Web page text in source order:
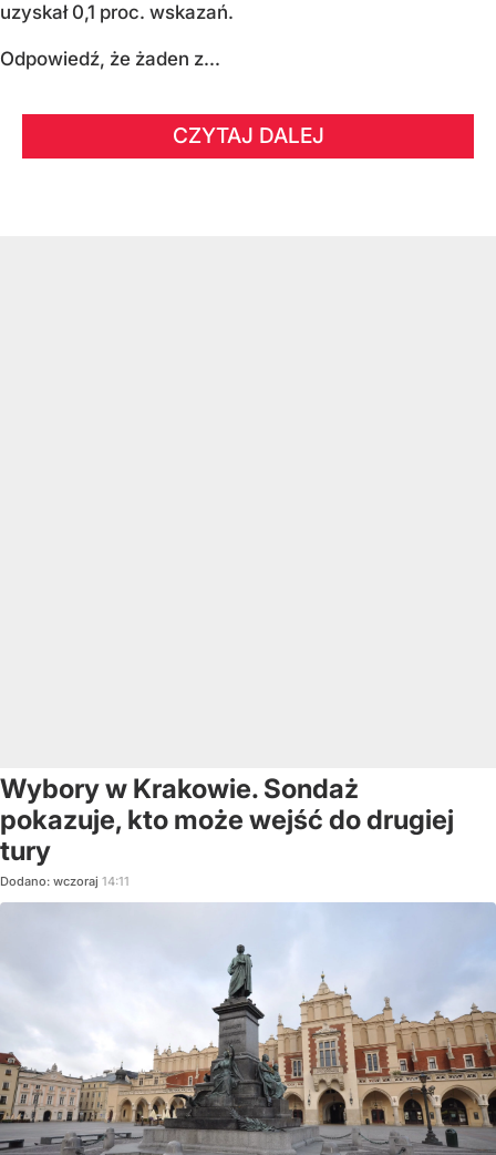
uzyskał 0,1 proc. wskazań.
Odpowiedź, że żaden z...
CZYTAJ DALEJ
Wybory w Krakowie. Sondaż
pokazuje, kto może wejść do drugiej
tury
Dodano: wczoraj 14:11